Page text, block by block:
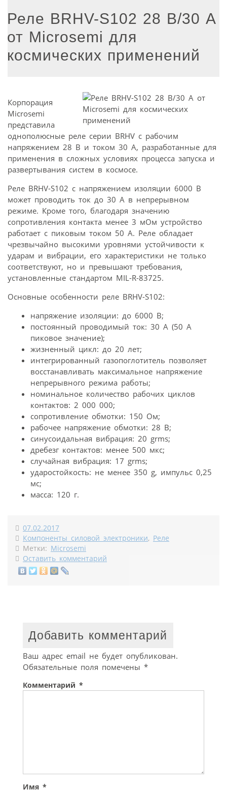
Реле BRHV-S102 28 В/30 А
от Microsemi для
космических применений
Корпорация
Microsemi
представила
однополюсные реле серии BRHV с рабочим
напряжением 28 В и током 30 А, разработанные для
применения в сложных условиях процесса запуска и
развертывания систем в космосе.
Реле BRHV-S102 с напряжением изоляции 6000 В
может проводить ток до 30 А в непрерывном
режиме. Кроме того, благодаря значению
сопротивления контакта менее 3 мОм устройство
работает с пиковым током 50 А. Реле обладает
чрезвычайно высокими уровнями устойчивости к
ударам и вибрации, его характеристики не только
соответствуют, но и превышают требования,
установленные стандартом MIL-R-83725.
Основные особенности реле BRHV-S102:
напряжение изоляции: до 6000 В;
постоянный проводимый ток: 30 A (50 A
пиковое значение);
жизненный цикл: до 20 лет;
интегрированный газопоглотитель позволяет
восстанавливать максимальное напряжение
непрерывного режима работы;
номинальное количество рабочих циклов
контактов: 2 000 000;
сопротивление обмотки: 150 Ом;
рабочее напряжение обмотки: 28 В;
синусоидальная вибрация: 20 grms;
дребезг контактов: менее 500 мкс;
случайная вибрация: 17 grms;
ударостойкость: не менее 350 g, импульс 0,25
мс;
масса: 120 г.
07.02.2017
Компоненты силовой электроники, Реле
Метки: Microsemi
Оставить комментарий
Добавить комментарий
Ваш адрес email не будет опубликован.
Обязательные поля помечены *
Комментарий *
Имя *